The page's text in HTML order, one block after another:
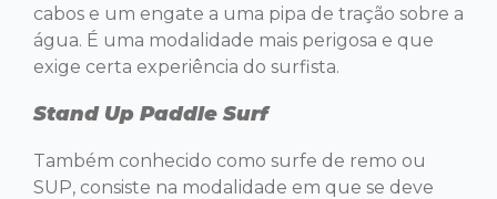
cabos e um engate a uma pipa de tração sobre a
água. É uma modalidade mais perigosa e que
exige certa experiência do surfista.
Stand Up Paddle Surf
Também conhecido como surfe de remo ou
SUP, consiste na modalidade em que se deve